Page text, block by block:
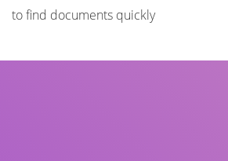
to find documents quickly